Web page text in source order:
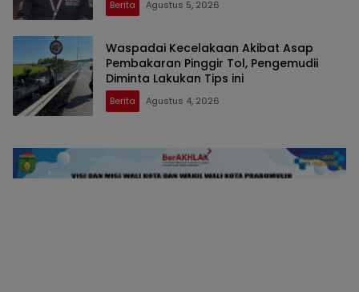
Berita Agustus 5, 2026
Waspadai Kecelakaan Akibat Asap
Pembakaran Pinggir Tol, Pengemudii
Diminta Lakukan Tips ini
Berita Agustus 4, 2026